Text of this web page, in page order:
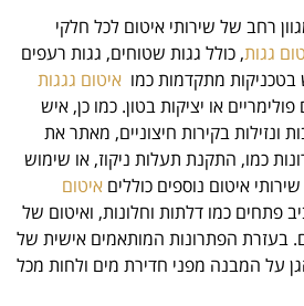
רחב של שירותי איטום לכל חלקי
גגות, כולל גגות שטוחים, גגות רעפים
בטכניקות מתקדמות כמו איטום גגגות
פולימריים או יציקות בטון. כמו כן, איש
ונזילות בקירות חיצוניים, מאתר את
כמו, התקנת תעלות ניקוז, או שימוש
איטום נוספים כוללים איטום
פתחים כמו דלתות וחלונות, ואיטום של
בעזרת הפתרונות המותאמים אישית של
על המבנה מפני חדירת מים ולחות מכל